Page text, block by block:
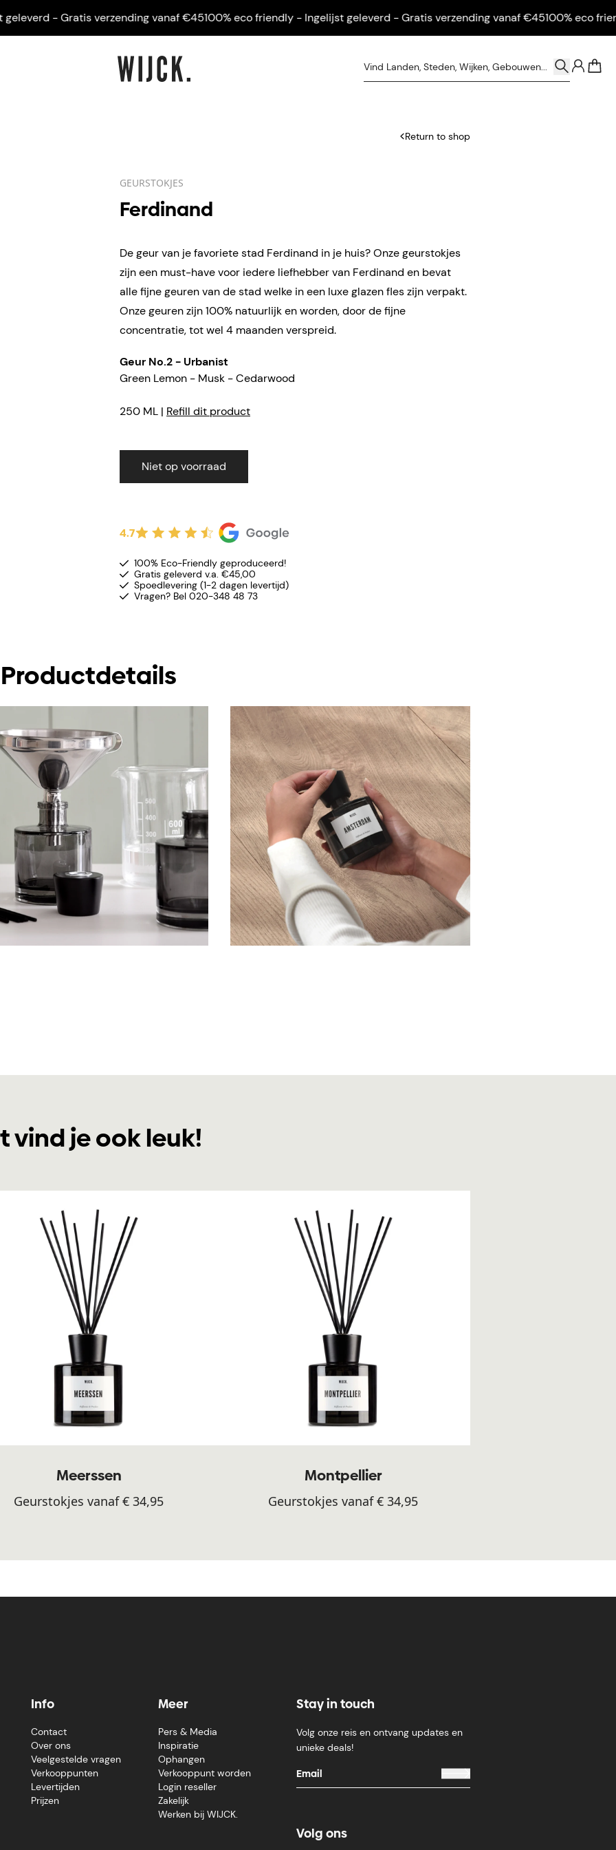
- Gratis verzending vanaf €45100% eco friendly - Ingelijst geleverd - Gratis verzending vanaf €45100% eco
Return to shop
GEURSTOKJES
Ferdinand
De geur van je favoriete stad Ferdinand in je huis? Onze geurstokjes
zijn een must-have voor iedere liefhebber van Ferdinand en bevat
alle fijne geuren van de stad welke in een luxe glazen fles zijn verpakt.
Onze geuren zijn 100% natuurlijk en worden, door de fijne
concentratie, tot wel 4 maanden verspreid.
Geur No.2 - Urbanist
Green Lemon - Musk - Cedarwood
250 ML | Refill dit product
Niet op voorraad
4.7
100% Eco-Friendly geproduceerd!
Gratis geleverd v.a. €45,00
Spoedlevering (1-2 dagen levertijd)
Vragen? Bel 020-348 48 73
Productdetails
vind je ook leuk!
Meerssen
Geurstokjes vanaf € 34,95
Montpellier
Geurstokjes vanaf € 34,95
Info
Contact
Over ons
Veelgestelde vragen
Verkooppunten
Levertijden
Prijzen
Meer
Pers & Media
Inspiratie
Ophangen
Verkooppunt worden
Login reseller
Zakelijk
Werken bij WIJCK.
Stay in touch
Volg onze reis en ontvang updates en
unieke deals!
Volg ons